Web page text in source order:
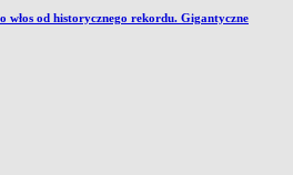
włos od historycznego rekordu. Gigantyczne